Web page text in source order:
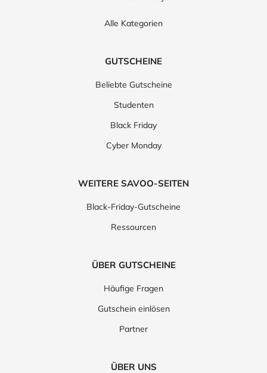
Alle Kategorien
GUTSCHEINE
Beliebte Gutscheine
Studenten
Black Friday
Cyber Monday
WEITERE SAVOO-SEITEN
Black-Friday-Gutscheine
Ressourcen
ÜBER GUTSCHEINE
Häufige Fragen
Gutschein einlösen
Partner
ÜBER UNS